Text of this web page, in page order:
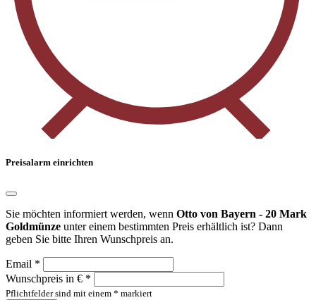
Preisalarm einrichten
Sie möchten informiert werden, wenn Otto von Bayern - 20 Mark
Goldmünze unter einem bestimmten Preis erhältlich ist? Dann
geben Sie bitte Ihren Wunschpreis an.
Email *
Wunschpreis in € *
Pflichtfelder sind mit einem * markiert